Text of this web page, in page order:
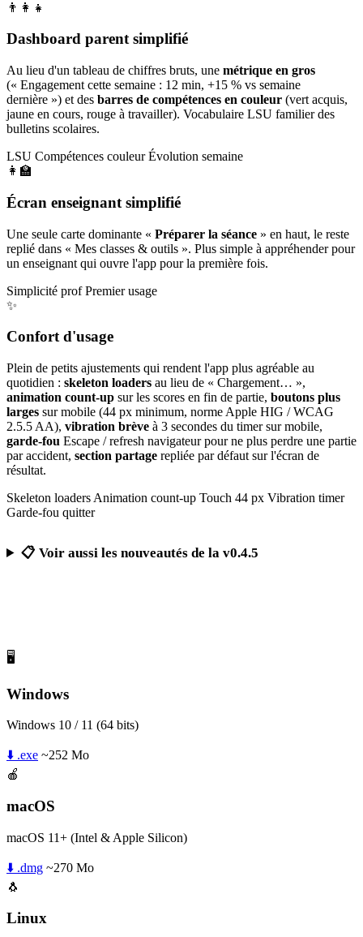
👨‍👩‍👧
Dashboard parent simplifié
Au lieu d'un tableau de chiffres bruts, une métrique en gros
(« Engagement cette semaine : 12 min, +15 % vs semaine
dernière ») et des barres de compétences en couleur (vert acquis,
jaune en cours, rouge à travailler). Vocabulaire LSU familier des
bulletins scolaires.
LSU Compétences couleur Évolution semaine
👩‍🏫
Écran enseignant simplifié
Une seule carte dominante « Préparer la séance » en haut, le reste
replié dans « Mes classes & outils ». Plus simple à appréhender pour
un enseignant qui ouvre l'app pour la première fois.
Simplicité prof Premier usage
✨
Confort d'usage
Plein de petits ajustements qui rendent l'app plus agréable au
quotidien : skeleton loaders au lieu de « Chargement… »,
animation count-up sur les scores en fin de partie, boutons plus
larges sur mobile (44 px minimum, norme Apple HIG / WCAG
2.5.5 AA), vibration brève à 3 secondes du timer sur mobile,
garde-fou Escape / refresh navigateur pour ne plus perdre une partie
par accident, section partage repliée par défaut sur l'écran de
résultat.
Skeleton loaders Animation count-up Touch 44 px Vibration timer
Garde-fou quitter
📋 Voir aussi les nouveautés de la v0.4.5
🖥️
Windows
Windows 10 / 11 (64 bits)
⬇️ .exe ~252 Mo
🍎
macOS
macOS 11+ (Intel & Apple Silicon)
⬇️ .dmg ~270 Mo
🐧
Linux